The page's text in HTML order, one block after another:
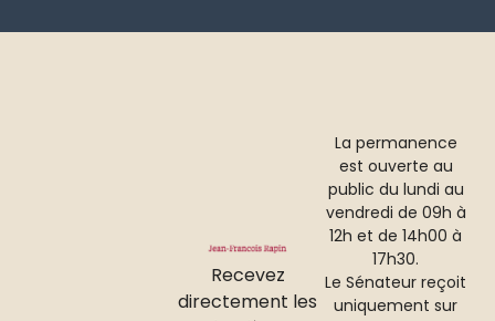
Recevez
directement les
La permanence
est ouverte au
public du lundi au
vendredi de 09h à
12h et de 14h00 à
17h30.
Le Sénateur reçoit
uniquement sur